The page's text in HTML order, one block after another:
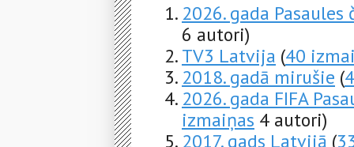
2026. gada
6 autori)
TV3 Latvija (40
2018. gadā mirušie (
2026. gada FIFA
izmaiņas 4 autori)
2017. gads Latvijā (